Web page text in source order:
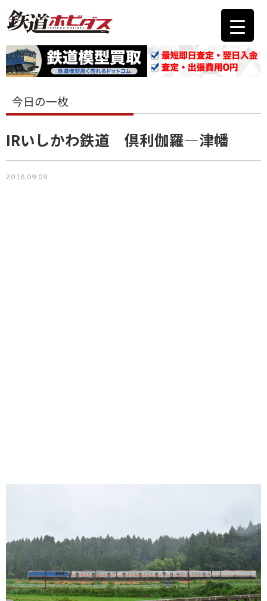
今日の一枚
IRいしかわ鉄道 倶利伽羅―津幡
2018.09.09